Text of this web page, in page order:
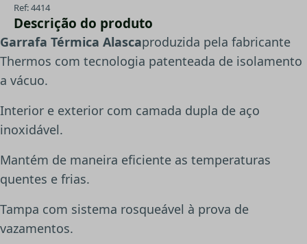
Ref: 4414
Descrição do produto
Garrafa Térmica Alascaproduzida pela fabricante
Thermos com tecnologia patenteada de isolamento
a vácuo.
Interior e exterior com camada dupla de aço
inoxidável.
Mantém de maneira eficiente as temperaturas
quentes e frias.
Tampa com sistema rosqueável à prova de
vazamentos.